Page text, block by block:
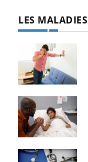
LES MALADIES